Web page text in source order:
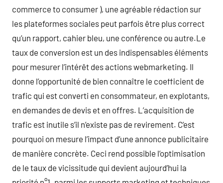
commerce to consumer ), une agréable rédaction sur
les plateformes sociales peut parfois être plus correct
qu’un rapport, cahier bleu, une conférence ou autre.Le
taux de conversion est un des indispensables éléments
pour mesurer l’intérêt des actions webmarketing. Il
donne l’opportunité de bien connaître le coefficient de
trafic qui est converti en consommateur, en explotants,
en demandes de devis et en offres. L’acquisition de
trafic est inutile s’il n’existe pas de revirement. C’est
pourquoi on mesure l’impact d’une annonce publicitaire
de manière concrète. Ceci rend possible l’optimisation
de le taux de vicissitude qui devient aujourd’hui la